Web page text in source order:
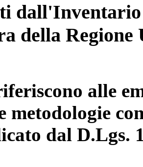
dall'Inventario
della
alle
metodologie
dal D.Lgs.